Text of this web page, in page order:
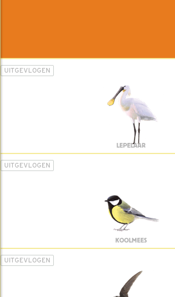
UITGEVLOGEN
LEPELAAR
UITGEVLOGEN
KOOLMEES
UITGEVLOGEN